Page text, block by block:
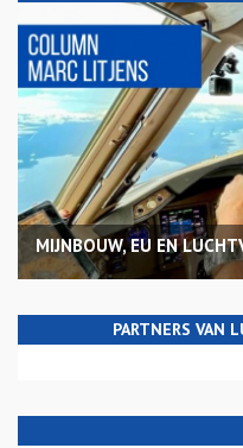
MIJNBOUW, EU EN
PARTNERS VAN